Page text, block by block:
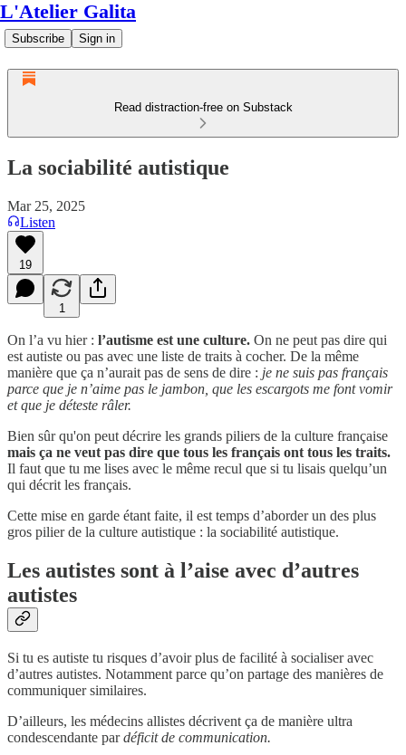
L'Atelier Galita
Subscribe Sign in
Read distraction-free on Substack
La sociabilité autistique
Mar 25, 2025
Listen
19
1
On l’a vu hier : l’autisme est une culture. On ne peut pas dire qui
est autiste ou pas avec une liste de traits à cocher. De la même
manière que ça n’aurait pas de sens de dire : je ne suis pas français
parce que je n’aime pas le jambon, que les escargots me font vomir
et que je déteste râler.
Bien sûr qu'on peut décrire les grands piliers de la culture française
mais ça ne veut pas dire que tous les français ont tous les traits.
Il faut que tu me lises avec le même recul que si tu lisais quelqu’un
qui décrit les français.
Cette mise en garde étant faite, il est temps d’aborder un des plus
gros pilier de la culture autistique : la sociabilité autistique.
Les autistes sont à l’aise avec d’autres
autistes
Si tu es autiste tu risques d’avoir plus de facilité à socialiser avec
d’autres autistes. Notamment parce qu’on partage des manières de
communiquer similaires.
D’ailleurs, les médecins allistes décrivent ça de manière ultra
condescendante pardéficit de communication.